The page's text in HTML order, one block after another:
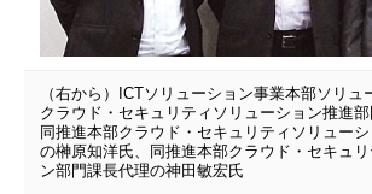
（右から）ICTソリューション事業本部ソリュ
クラウド・セキュリティソリューション推進部
同推進本部クラウド・セキュリティソリュー
の榊原知洋氏、同推進本部クラウド・セキュ
ン部門課長代理の神田敏宏氏